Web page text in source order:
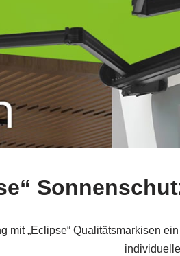
mit „Eclipse“ Qualitätsmarkisen